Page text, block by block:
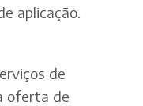
aplicação.
de
oferta de